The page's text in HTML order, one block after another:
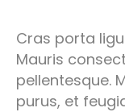
Cras porta
Mauris
pellentesque.
purus, et